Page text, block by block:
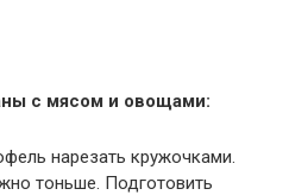
с мясом и овощами:
нарезать кружочками.
тоньше. Подготовить